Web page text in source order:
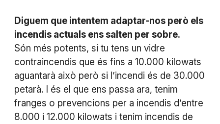
Diguem que intentem adaptar-nos però els
incendis actuals ens salten per sobre.
Són més potents, si tu tens un vidre
contraincendis que és fins a 10.000 kilowats
aguantarà això però si l’incendi és de 30.000
petarà. I és el que ens passa ara, tenim
franges o prevencions per a incendis d’entre
8.000 i 12.000 kilowats i tenim incendis de